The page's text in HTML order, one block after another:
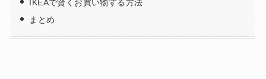
IKEAで賢くお買い物する方法
まとめ